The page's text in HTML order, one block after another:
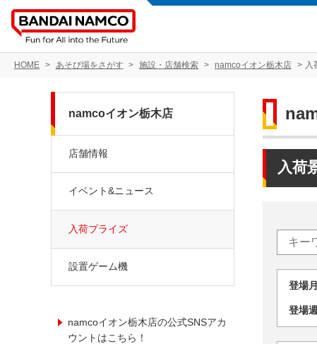
HOME あそび場をさがす 施設・店舗検索 namcoイオン栃木店 入
入荷
登場
登場
namcoイオン栃木店
店舗情報
イベント&ニュース
入荷プライズ
設置ゲーム機
namcoイオン栃木店の公式SNSアカ
ウントはこちら！